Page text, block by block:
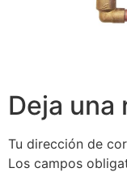
Deja una
Tu dirección de
Los campos